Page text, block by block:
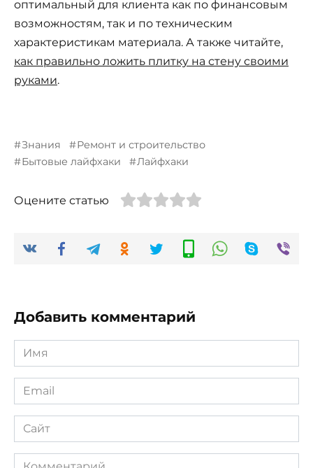
оптимальный для клиента как по финансовым
возможностям, так и по техническим
характеристикам материала. А также читайте,
как правильно ложить плитку на стену своими
руками.
Знания
Ремонт и строительство
Бытовые лайфхаки
Лайфхаки
Оцените статью
Добавить комментарий
Имя
*
Email
*
Сайт
Комментарий